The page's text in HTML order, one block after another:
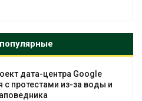
дата-центра Google
с протестами из-за воды и